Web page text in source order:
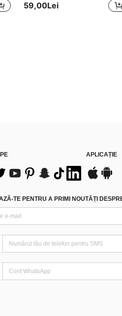
59,00Lei
APLICAȚIE
TE PENTRU A PRIMI NOUTĂȚI